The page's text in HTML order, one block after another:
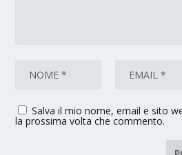
Salva il mio nome, email e sito
la prossima volta che commento.